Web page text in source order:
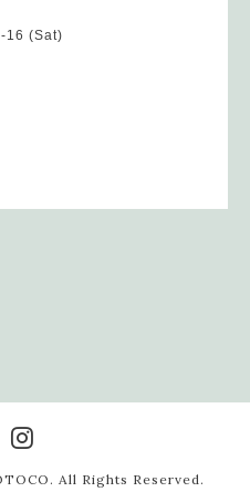
16 (Sat)
. All Rights Reserved.